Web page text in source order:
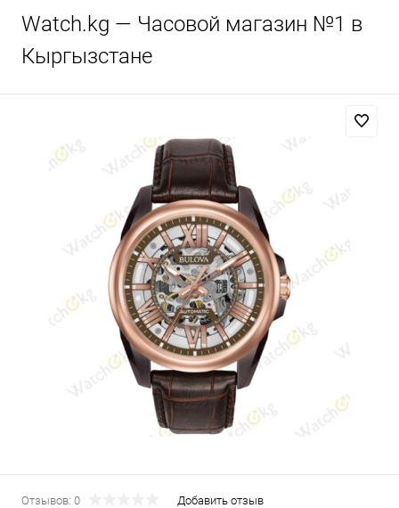
Watch.kg — Часовой магазин №1 в
Кыргызстане
Отзывов: 0 Добавить отзыв